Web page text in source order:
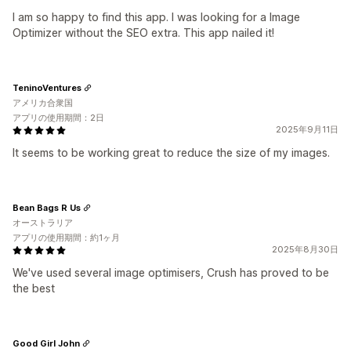
I am so happy to find this app. I was looking for a Image
Optimizer without the SEO extra. This app nailed it!
2025年9月11日
It seems to be working great to reduce the size of my images.
TeninoVentures
アメリカ合衆国
アプリの使用期間：2日
2025年8月30日
We've used several image optimisers, Crush has proved to be
the best
Bean Bags R Us
オーストラリア
アプリの使用期間：約1ヶ月
Good Girl John